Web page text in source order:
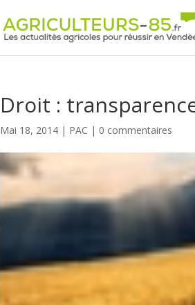
Droit :
Mai 18, 2014 | PAC | 0 commentaires